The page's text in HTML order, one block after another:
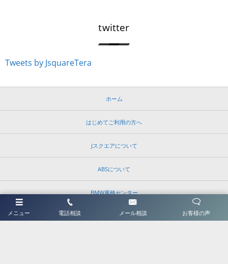
メニュー 電話相談 メール相談 お客様の声
twitter
Tweets by JsquareTera
ホーム
はじめてご利用の方へ
Jスクエアについて
ABSについて
BMW車検センター
アクセス